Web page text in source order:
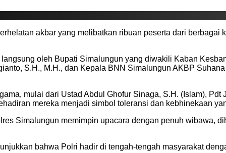
akbar yang melibatkan ribuan peserta dari
oleh Bupati Simalungun yang diwakili Kaban
S.H., M.H., dan Kepala BNN Simalungun AKBP
mulai dari Ustad Abdul Ghofur Sinaga, S.H. (Islam),
mereka menjadi simbol toleransi dan kebhinekaan
Simalungun memimpin upacara dengan penuh wibawa,
bahwa Polri hadir di tengah-tengah masyarakat